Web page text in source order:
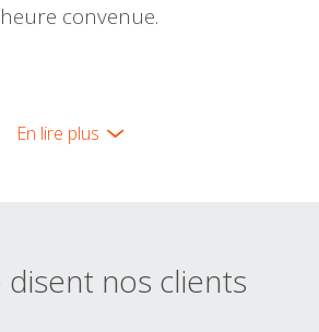
convenue.
En lire plus
disent nos clients